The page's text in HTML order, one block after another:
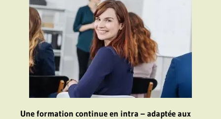
Une formation continue en intra – adaptée aux